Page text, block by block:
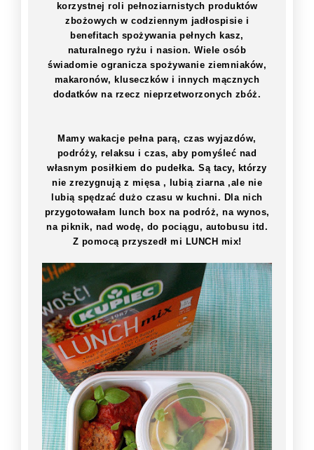
korzystnej roli pełnoziarnistych produktów
zbożowych w codziennym jadłospisie i
benefitach spożywania pełnych kasz,
naturalnego ryżu i nasion. Wiele osób
świadomie ogranicza spożywanie ziemniaków,
makaronów, kluseczków i innych mącznych
dodatków na rzecz nieprzetworzonych zbóż.
Mamy wakacje pełna parą, czas wyjazdów,
podróży, relaksu i czas, aby pomyśleć nad
własnym posiłkiem do pudełka. Są tacy, którzy
nie zrezygnują z mięsa , lubią ziarna ,ale nie
lubią spędzać dużo czasu w kuchni. Dla nich
przygotowałam lunch box na podróż, na wynos,
na piknik, nad wodę, do pociągu, autobusu itd.
Z pomocą przyszedł mi LUNCH mix!